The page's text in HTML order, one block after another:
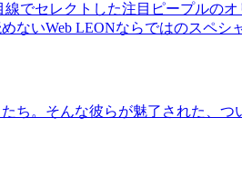
でセレクトした注目ピープルの
ないWeb LEONならではのスペシ
ち。そんな彼らが魅了された、